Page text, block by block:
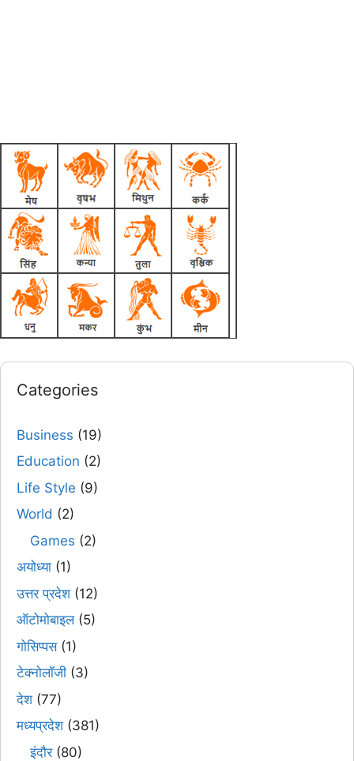
Categories
Business (19)
Education (2)
Life Style (9)
World (2)
Games (2)
अयोध्या (1)
उत्तर प्रदेश(12)
ऑटोमोबाइल(5)
गोसिप्पस(1)
टेक्नोलॉजी (3)
देश(77)
मध्यप्रदेश(381)
इंदौर(80)